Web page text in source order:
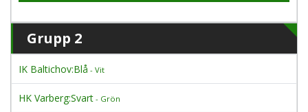
Grupp 2
IK Baltichov:Blå - Vit
HK Varberg:Svart - Grön